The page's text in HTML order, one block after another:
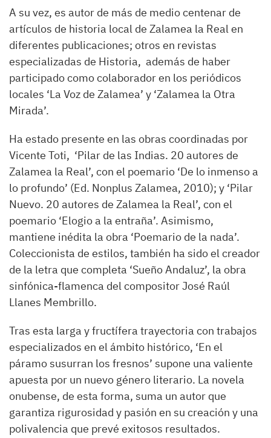
A su vez, es autor de más de medio centenar de
artículos de historia local de Zalamea la Real en
diferentes publicaciones; otros en revistas
especializadas de Historia, además de haber
participado como colaborador en los periódicos
locales ‘La Voz de Zalamea’ y ‘Zalamea la Otra
Mirada’.
Ha estado presente en las obras coordinadas por
Vicente Toti, ‘Pilar de las Indias. 20 autores de
Zalamea la Real’, con el poemario ‘De lo inmenso a
lo profundo’ (Ed. Nonplus Zalamea, 2010); y ‘Pilar
Nuevo. 20 autores de Zalamea la Real’, con el
poemario ‘Elogio a la entraña’. Asimismo,
mantiene inédita la obra ‘Poemario de la nada’.
Coleccionista de estilos, también ha sido el creador
de la letra que completa ‘Sueño Andaluz’, la obra
sinfónica-flamenca del compositor José Raúl
Llanes Membrillo.
Tras esta larga y fructífera trayectoria con trabajos
especializados en el ámbito histórico, ‘En el
páramo susurran los fresnos’ supone una valiente
apuesta por un nuevo género literario. La novela
onubense, de esta forma, suma un autor que
garantiza rigurosidad y pasión en su creación y una
polivalencia que prevé exitosos resultados.